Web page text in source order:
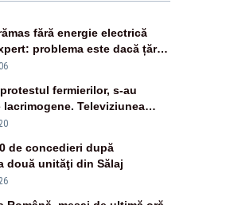
fără energie electrică
problema este dacă țările
livra necesarul lipsă
fermierilor, s-au
Televiziunea
apel la calm – LIVE TEXT
de concedieri după
două unităţi din Sălaj